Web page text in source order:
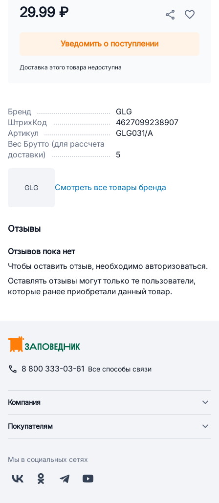
Бренд
GLG
ШтрихКод
4627099238907
Артикул
GLG031/A
Вес Брутто (для рассчета
доставки)
5
GLG Смотреть все товары бренда
29.99 ₽
Уведомить о поступлении
Доставка этого товара недоступна
Отзывы
Отзывов пока нет
Чтобы оставить отзыв, необходимо авторизоваться.
Оставлять отзывы могут только те пользователи,
которые ранее приобретали данный товар.
8 800 333-03-61 Все способы связи
Компания
Новости
Поставщикам
Заводчикам
Покупателям
Оплата
Бонусная программа
Мы в социальных сетях